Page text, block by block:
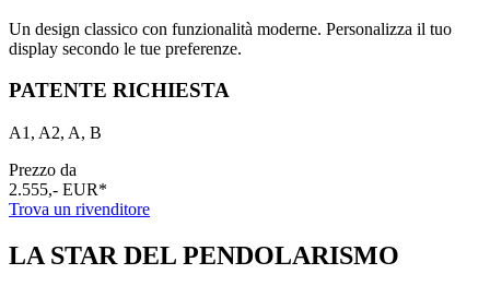
Un design classico con funzionalità moderne. Personalizza il tuo
display secondo le tue preferenze.
PATENTE RICHIESTA
A1, A2, A, B
Prezzo da
2.555,- EUR*
Trova un rivenditore
LA STAR DEL PENDOLARISMO